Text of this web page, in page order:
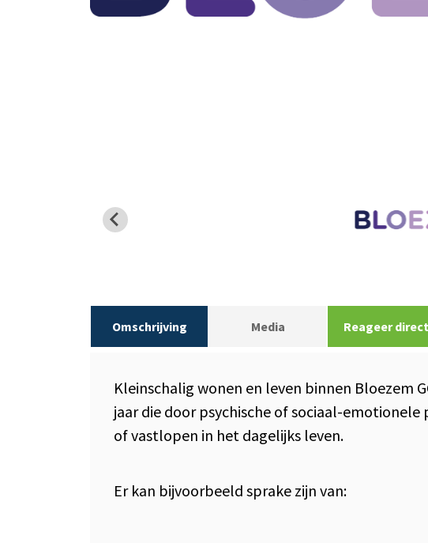
Omschrijving Media Reageer direct
Kleinschalig wonen en leven binnen Bloezem
jaar die door psychische of sociaal-
of vastlopen in het dagelijks leven.
Er kan bijvoorbeeld sprake zijn van: